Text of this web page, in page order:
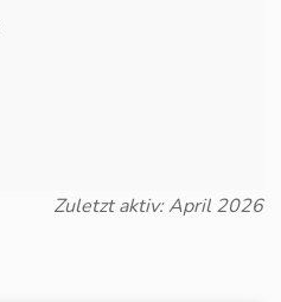
Zuletzt aktiv: April 2026